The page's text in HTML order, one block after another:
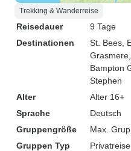
Trekking & Wanderreise
Reisedauer
9 Tage
Destinationen
St. Bees ,
Grasmere
Bampton
Stephen
Alter
Alter 16+
Sprache
Deutsch
Gruppengröße
Max.
Gruppen Typ
Privatreise